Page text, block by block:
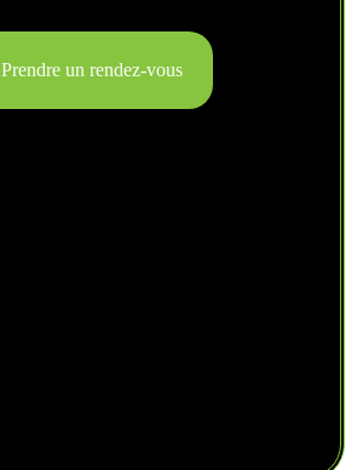
Prendre un rendez-vous